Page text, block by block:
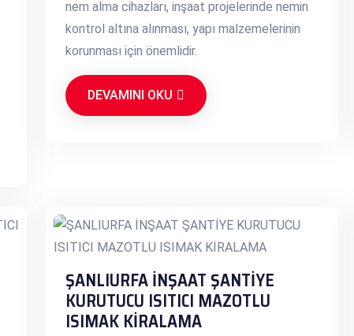
nem alma cihazları, inşaat projelerinde nemin
kontrol altına alınması, yapı malzemelerinin
korunması için önemlidir.
DEVAMINI OKU
ŞANLIURFA İNŞAAT ŞANTİYE
KURUTUCU ISITICI MAZOTLU
ISIMAK KİRALAMA